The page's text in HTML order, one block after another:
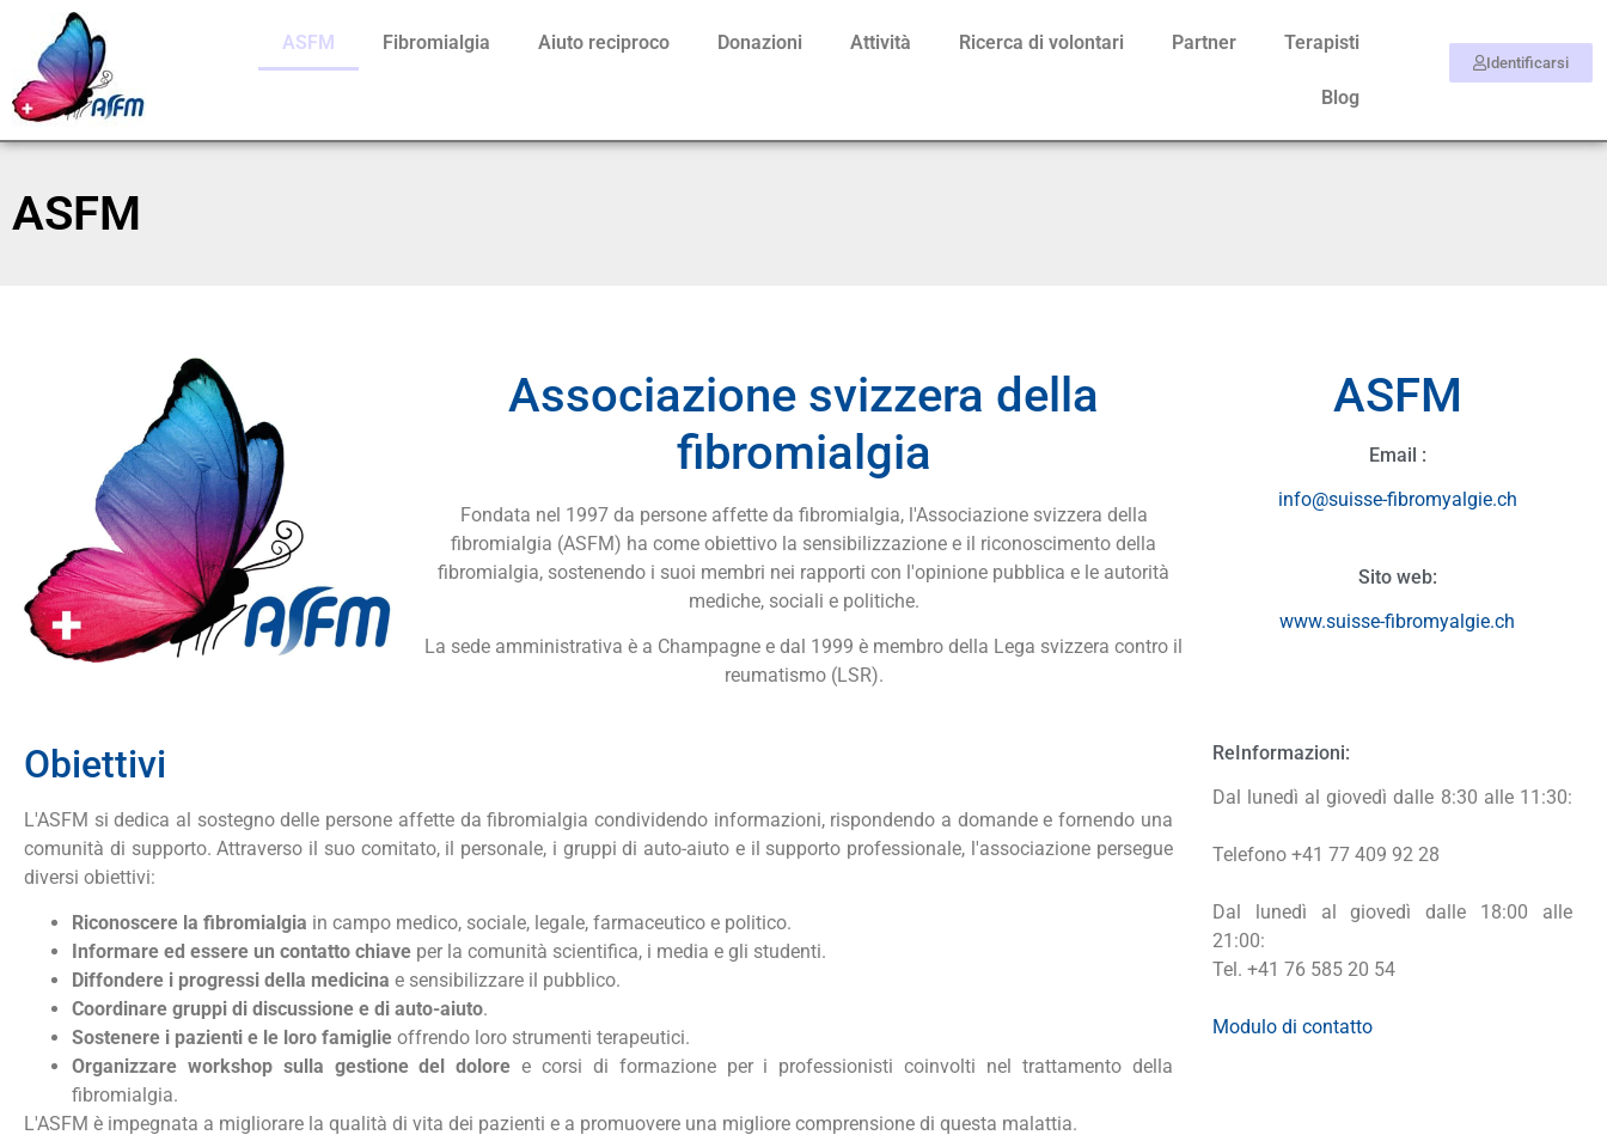
ASFM Fibromialgia Aiuto reciproco Donazioni Attività Ricerca di volontari Partner Terapisti
Blog
Identificarsi
ASFM
Associazione svizzera della
fibromialgia
Fondata nel 1997 da persone affette da fibromialgia, l'Associazione svizzera della
fibromialgia (ASFM) ha come obiettivo la sensibilizzazione e il riconoscimento della
fibromialgia, sostenendo i suoi membri nei rapporti con l'opinione pubblica e le autorità
mediche, sociali e politiche.
La sede amministrativa è a Champagne e dal 1999 è membro della Lega svizzera contro il
reumatismo (LSR).
ASFM
Email :
info@suisse-fibromyalgie.ch
Sito web:
www.suisse-fibromyalgie.ch
Obiettivi
L'ASFM si dedica al sostegno delle persone affette da fibromialgia condividendo informazioni, rispondendo a domande e fornendo una
comunità di supporto. Attraverso il suo comitato, il personale, i gruppi di auto-aiuto e il supporto professionale, l'associazione persegue
diversi obiettivi:
Riconoscere la fibromialgia in campo medico, sociale, legale, farmaceutico e politico.
Informare ed essere un contatto chiave per la comunità scientifica, i media e gli studenti.
Diffondere i progressi della medicina e sensibilizzare il pubblico.
Coordinare gruppi di discussione e di auto-aiuto.
Sostenere i pazienti e le loro famiglie offrendo loro strumenti terapeutici.
Organizzare workshop sulla gestione del dolore e corsi di formazione per i professionisti coinvolti nel trattamento della
fibromialgia.
L'ASFM è impegnata a migliorare la qualità di vita dei pazienti e a promuovere una migliore comprensione di questa malattia.
ReInformazioni:
Dal lunedì al giovedì dalle 8:30 alle 11:30:
Telefono +41 77 409 92 28
Dal lunedì al giovedì dalle 18:00 alle
21:00:
Tel. +41 76 585 20 54
Modulo di contatto